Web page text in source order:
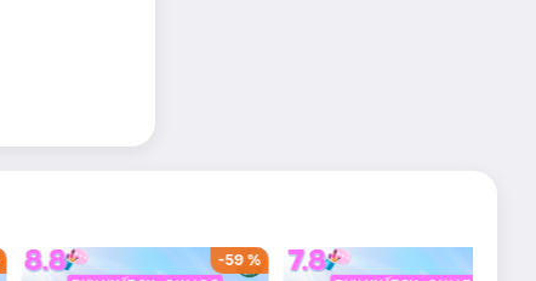
-59%